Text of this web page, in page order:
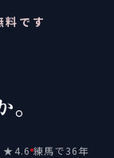
料です
★4.6 練馬で36年